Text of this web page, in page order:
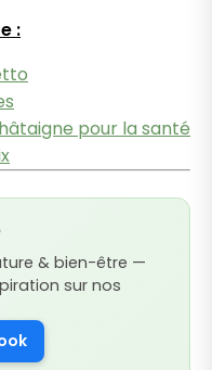
:
pour la santé
& bien-être —
sur nos